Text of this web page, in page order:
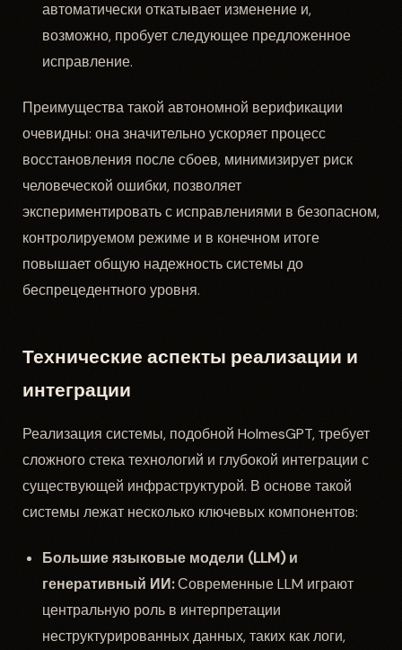
автоматически откатывает изменение и,
возможно, пробует следующее предложенное
исправление.
Преимущества такой автономной верификации
очевидны: она значительно ускоряет процесс
восстановления после сбоев, минимизирует риск
человеческой ошибки, позволяет
экспериментировать с исправлениями в безопасном,
контролируемом режиме и в конечном итоге
повышает общую надежность системы до
беспрецедентного уровня.
Технические аспекты реализации и
интеграции
Реализация системы, подобной HolmesGPT, требует
сложного стека технологий и глубокой интеграции с
существующей инфраструктурой. В основе такой
системы лежат несколько ключевых компонентов:
Большие языковые модели (LLM) и
генеративный ИИ:Современные LLM играют
центральную роль в интерпретации
неструктурированных данных, таких как логи,